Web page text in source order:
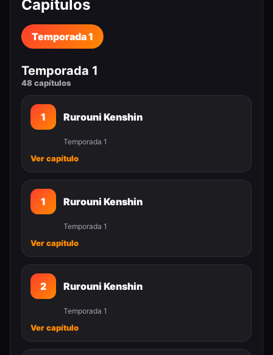
Capítulos
Temporada 1
Temporada 1
48 capítulos
1 Rurouni Kenshin
Temporada 1
Ver capítulo
1 Rurouni Kenshin
Temporada 1
Ver capítulo
2 Rurouni Kenshin
Temporada 1
Ver capítulo